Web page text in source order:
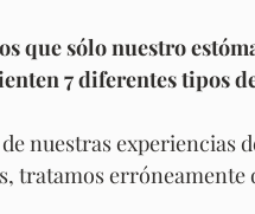
que sólo nuestro
7 diferentes tipos
nuestras experiencias
tratamos erróneamente